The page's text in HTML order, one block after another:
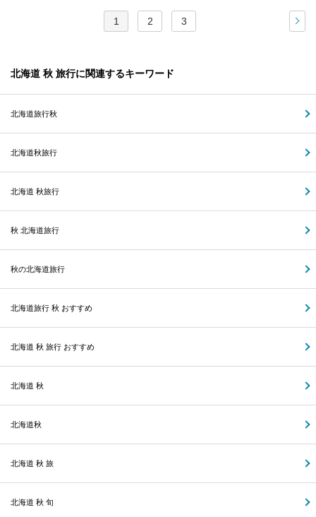
1 2 3
北海道 秋 旅行に関連するキーワード
北海道旅行秋
北海道秋旅行
北海道 秋旅行
秋 北海道旅行
秋の北海道旅行
北海道旅行 秋 おすすめ
北海道 秋 旅行 おすすめ
北海道 秋
北海道秋
北海道 秋 旅
北海道 秋 旬